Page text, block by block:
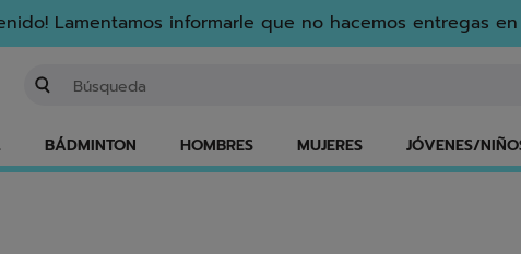
Lamentamos informarle que no hacemos entregas en
BÁDMINTON HOMBRES MUJERES JÓVENES/